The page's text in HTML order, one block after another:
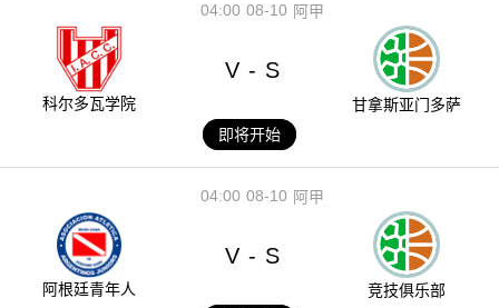
08-10
04:00 阿甲
科尔多瓦学院
V - S
甘拿斯亚门多萨
即将开始
08-10
04:00 阿甲
阿根廷青年人
V - S
竞技俱乐部